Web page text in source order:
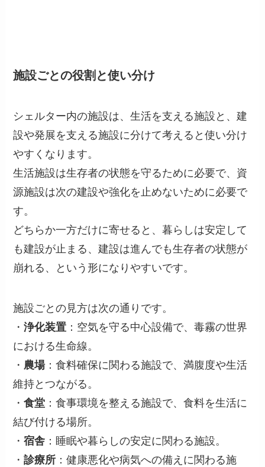
施設ごとの役割と使い分け
シェルター内の施設は、生活を支える施設と、建
設や発展を支える施設に分けて考えると使い分け
やすくなります。
生活施設は生存者の状態を守るために必要で、資
源施設は次の建設や強化を止めないために必要で
す。
どちらか一方だけに寄せると、暮らしは安定して
も建設が止まる、建設は進んでも生存者の状態が
崩れる、という形になりやすいです。
施設ごとの見方は次の通りです。
・浄化装置 ：空気を守る中心設備で、毒霧の世界
における生命線。
・ 農場：食料確保に関わる施設で、満腹度や生活
維持とつながる。
・食堂 ：食事環境を整える施設で、食料を生活に
結び付ける場所。
・宿舎 ：睡眠や暮らしの安定に関わる施設。
・診療所 ：健康悪化や病気への備えに関わる施